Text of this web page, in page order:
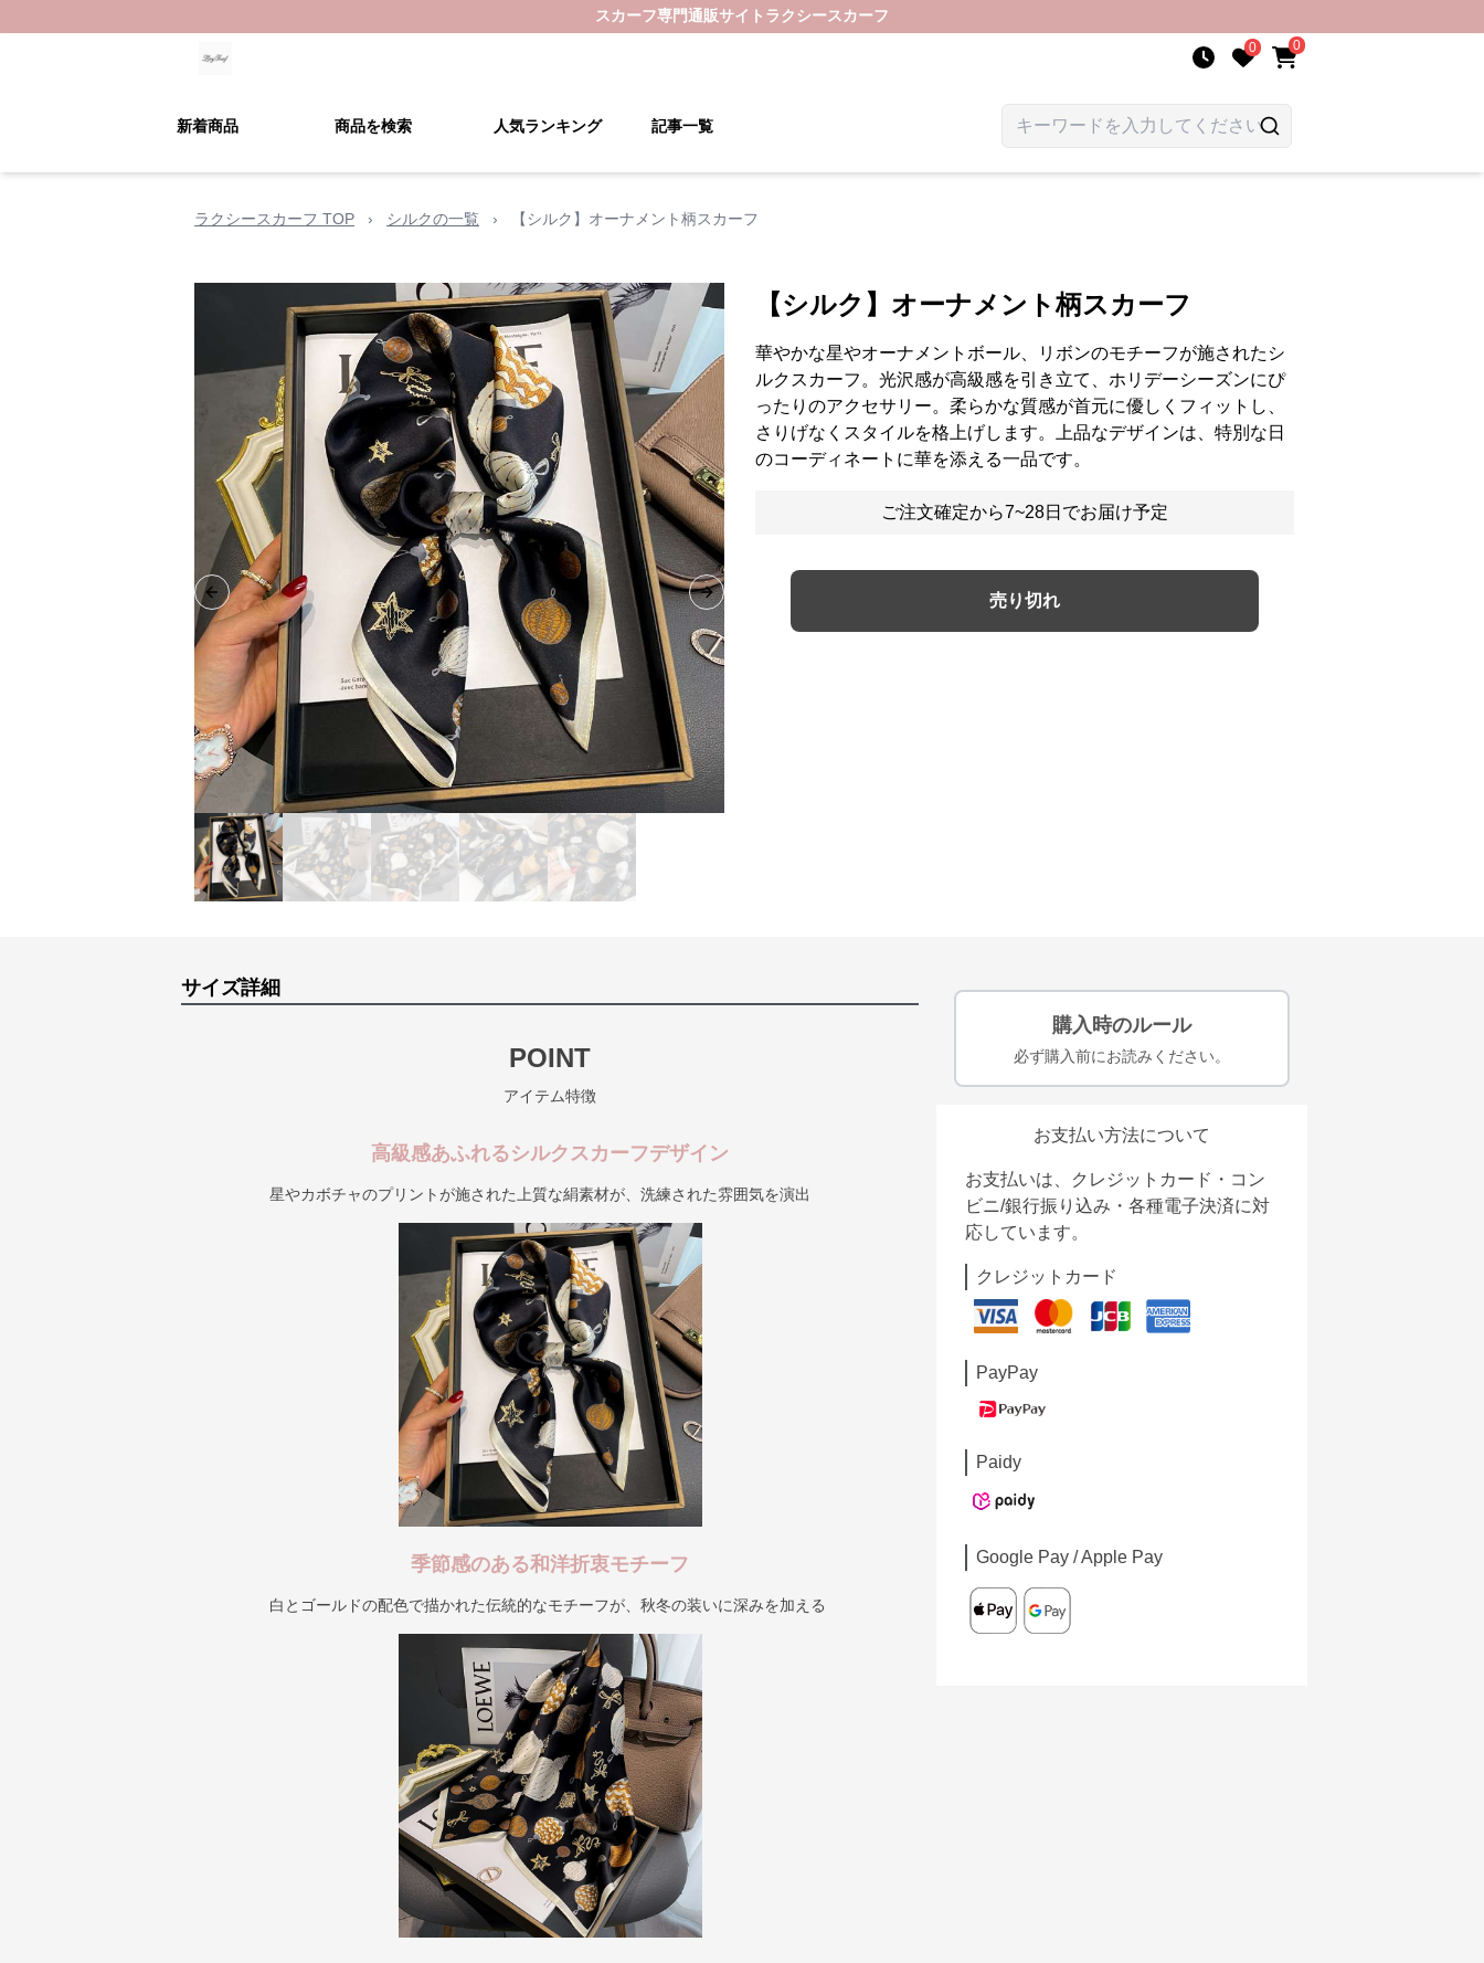
スカーフ専門通販サイト ラクシースカーフ
0 0
新着商品 商品を検索 人気ランキング 記事一覧
ラクシースカーフ TOP › シルクの一覧 › 【シルク】オーナメント柄スカーフ
Previous slide Next slide
【シルク】オーナメント柄スカーフ
華やかな星やオーナメントボール、リボンのモチーフが施されたシ
ルクスカーフ。光沢感が高級感を引き立て、ホリデーシーズンにぴ
ったりのアクセサリー。柔らかな質感が首元に優しくフィットし、
さりげなくスタイルを格上げします。上品なデザインは、特別な日
のコーディネートに華を添える一品です。
ご注文確定から7~28日でお届け予定
売り切れ
サイズ詳細
POINT
アイテム特徴
高級感あふれるシルクスカーフデザイン
星やカボチャのプリントが施された上質な絹素材が、洗練された雰囲気を演出
季節感のある和洋折衷モチーフ
白とゴールドの配色で描かれた伝統的なモチーフが、秋冬の装いに深みを加える
購入時のルール
必ず購入前にお読みください。
お支払い方法について
お支払いは、クレジットカード・コン
ビニ/銀行振り込み・各種電子決済に対
応しています。
クレジットカード
PayPay
Paidy
Google Pay / Apple Pay